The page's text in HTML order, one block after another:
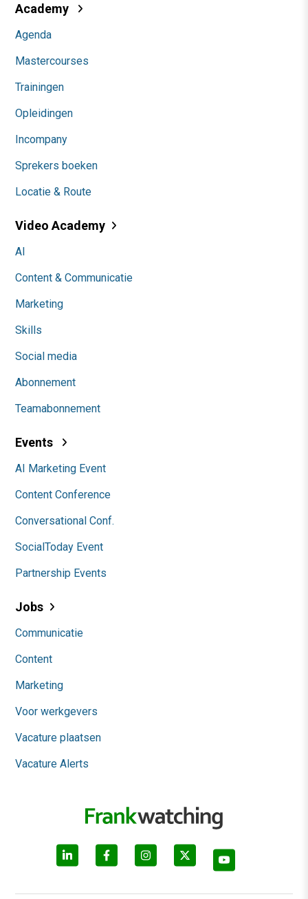
Academy
Agenda
Mastercourses
Trainingen
Opleidingen
Incompany
Sprekers boeken
Locatie & Route
Video Academy
AI
Content & Communicatie
Marketing
Skills
Social media
Abonnement
Teamabonnement
Events
AI Marketing Event
Content Conference
Conversational Conf.
SocialToday Event
Partnership Events
Jobs
Communicatie
Content
Marketing
Voor werkgevers
Vacature plaatsen
Vacature Alerts